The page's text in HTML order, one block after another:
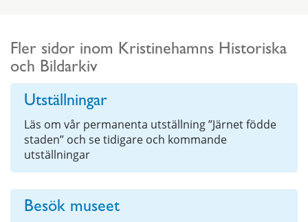
Fler sidor inom Kristinehamns Historiska
och Bildarkiv
Utställningar
Läs om vår permanenta utställning ”Järnet födde
staden” och se tidigare och kommande
utställningar
Besök museet